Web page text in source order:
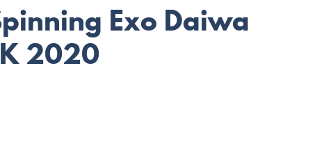
Exo Daiwa
2020